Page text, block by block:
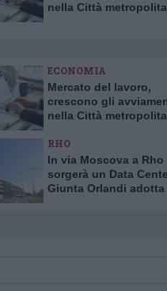
nella Città
ECONOMIA
Mercato del lavoro,
crescono gli
nella Città
RHO
In via Moscova a Rho
sorgerà un Data
Giunta Orlandi adotta